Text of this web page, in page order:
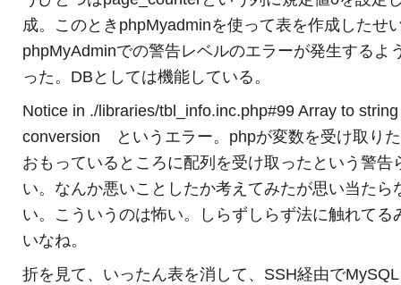
成。このときphpMyadminを使って表を作成したせ
phpMyAdminでの警告レベルのエラーが発生するよ
った。DBとしては機能している。
Notice in ./libraries/tbl_info.inc.php#99 Array to string
conversion というエラー。phpが変数を受け取り
おもっているところに配列を受け取ったという警告
い。なんか悪いことしたか考えてみたが思い当たら
い。こういうのは怖い。しらずしらず法に触れてる
いなね。
折を見て、いったん表を消して、SSH経由で